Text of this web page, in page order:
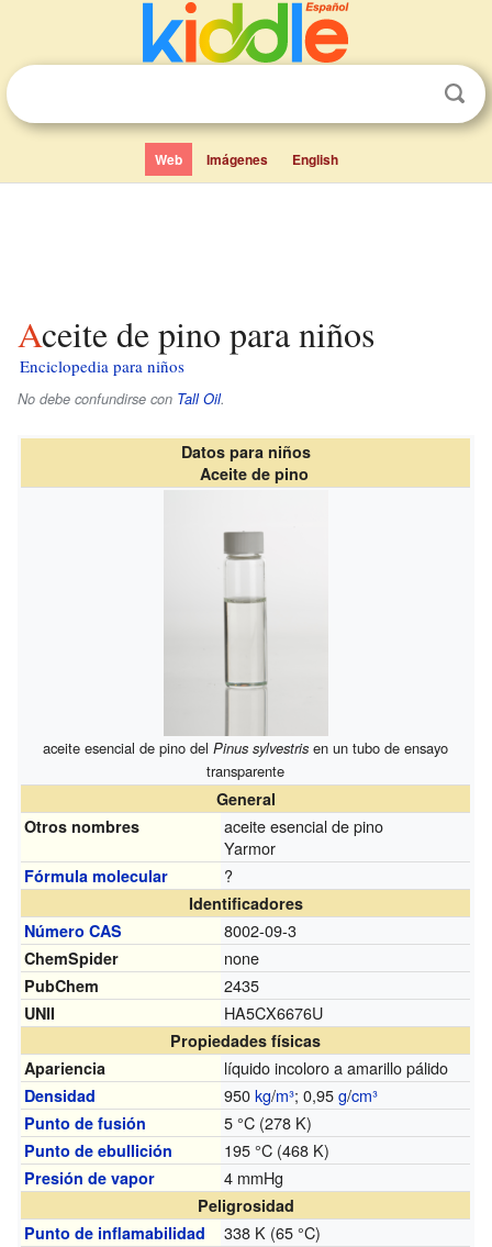
Web Imágenes English
Aceite de pino para niños
Enciclopedia para niños
No debe confundirse con Tall Oil.
Datos para niños
Aceite de pino
aceite esencial de pino delPinus sylvestris en un tubo de ensayo
transparente
General
Otros nombres
aceite esencial de pino
Yarmor
Fórmula molecular ?
Identificadores
Número CAS
8002-09-3
ChemSpider none
PubChem 2435
UNII HA5CX6676U
Propiedades físicas
Apariencia
líquido incoloro a amarillo pálido
Densidad 950kg/m³; 0,95g/cm³
Punto de fusión 5 °C (278 K)
Punto de ebullición 195 °C (468 K)
Presión de vapor 4 mmHg
Peligrosidad
Punto de inflamabilidad
338 K (65 °C)